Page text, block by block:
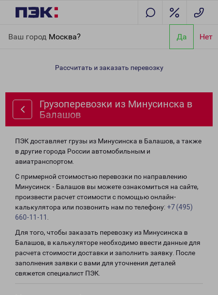
Ваш город Москва? Да Нет
Балашов
Рассчитать и заказать перевозку
Грузоперевозки из Минусинска в
Балашов
ПЭК доставляет грузы из Минусинска в Балашов, а также
в другие города России автомобильным и
авиатранспортом.
С примерной стоимостью перевозки по направлению
Минусинск - Балашов вы можете ознакомиться на сайте,
произвести расчет стоимости с помощью онлайн-
калькулятора или позвонить нам по телефону: +7 (495)
660-11-11
Для того, чтобы заказать перевозку из Минусинска в
Балашов, в калькуляторе необходимо ввести данные для
расчета стоимости доставки и заполнить заявку. После
заполнения заявки с вами для уточнения деталей
свяжется специалист ПЭК.